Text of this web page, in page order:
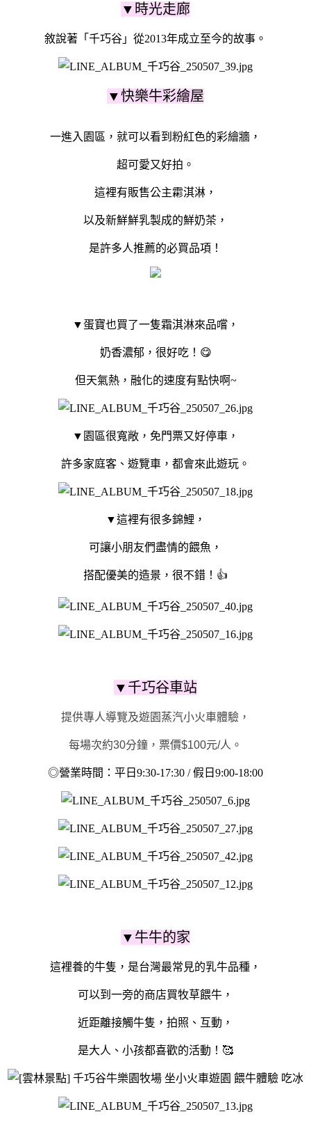
▼時光走廊
敘說著「千巧谷」從2013年成立至今的故事。
▼快樂牛彩繪屋
一進入園區，就可以看到粉紅色的彩繪牆，
超可愛又好拍。
這裡有販售公主霦淇淋，
以及新鮮鮮乳製成的鮮奶茶，
是許多人推薦的必買品項！
▼蛋寶也買了一隻霜淇淋來品嚐，
奶香濃郁，很好吃！😋
但天氣熱，融化的速度有點快啊~
▼園區很寬敞，免門票又好停車，
許多家庭客、遊覽車，都會來此遊玩。
▼這裡有很多錦鯉，
可讓小朋友們盡情的餵魚，
搭配優美的造景，很不錯！👍
▼千巧谷車站
提供專人導覽及遊園蒸汽小火車體驗，
每場次約30分鐘，票價$100元/人。
◎營業時間：平日9:30-17:30 / 假日9:00-18:00
▼牛牛的家
這裡養的牛隻，是台灣最常見的乳牛品種，
可以到一旁的商店買牧草餵牛，
近距離接觸牛隻，拍照、互動，
是大人、小孩都喜歡的活動！🥰